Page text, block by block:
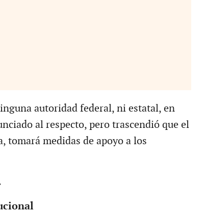
autoridad federal, ni estatal, en
al respecto, pero trascendió que el
tomará medidas de apoyo a los